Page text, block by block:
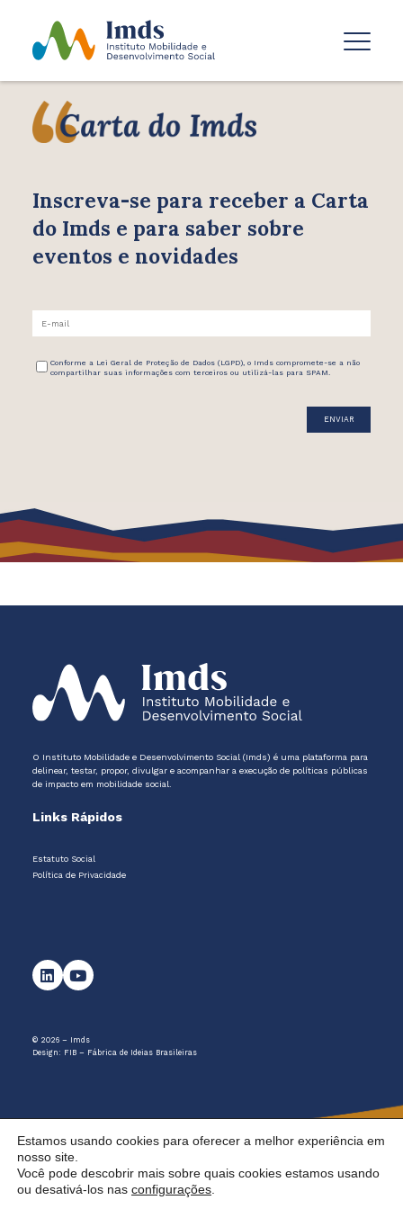
Inscreva-se para receber a Carta
do Imds e para saber sobre
eventos e novidades
Conforme a Lei Geral de Proteção de Dados (LGPD), o Imds compromete-se a não
compartilhar suas informações com terceiros ou utilizá-las para SPAM.
O Instituto Mobilidade e Desenvolvimento Social (Imds) é uma plataforma para
delinear, testar, propor, divulgar e acompanhar a execução de políticas públicas
de impacto em mobilidade social.
Links Rápidos
Estatuto Social
Política de Privacidade
© 2026 – Imds
Design: FIB – Fábrica de Ideias Brasileiras
Estamos usando cookies para oferecer a melhor experiência em
nosso site.
Você pode descobrir mais sobre quais cookies estamos usando
ou desativá-los nas configurações